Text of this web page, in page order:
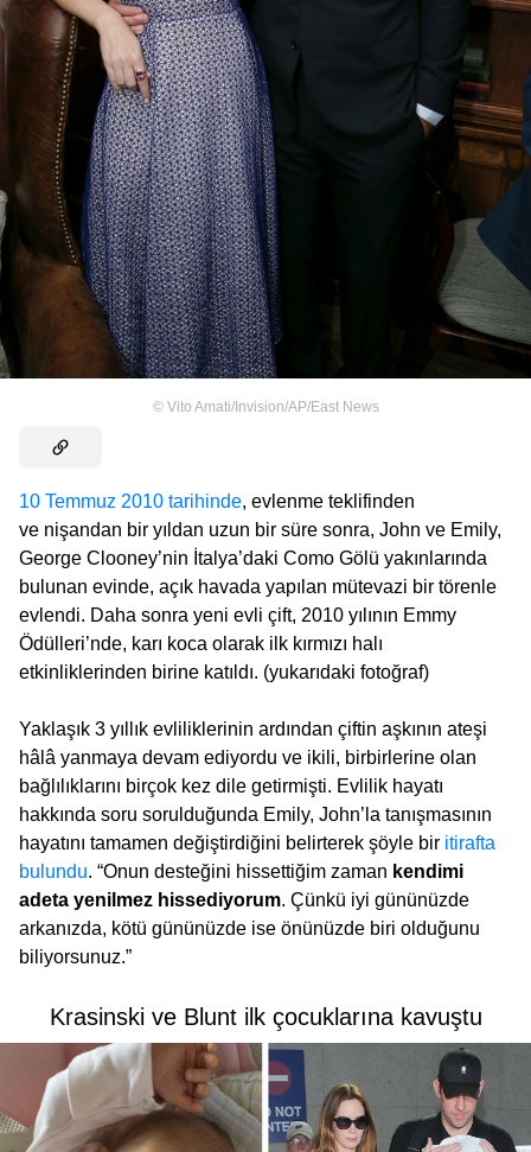
© Vito Amati/Invision/AP/East News
10 Temmuz 2010 tarihinde, evlenme teklifinden
ve nişandan bir yıldan uzun bir süre sonra, John ve Emily,
George Clooney’nin İtalya’daki Como Gölü yakınlarında
bulunan evinde, açık havada yapılan mütevazi bir törenle
evlendi. Daha sonra yeni evli çift, 2010 yılının Emmy
Ödülleri’nde, karı koca olarak ilk kırmızı halı
etkinliklerinden birine katıldı. (yukarıdaki fotoğraf)
Yaklaşık 3 yıllık evliliklerinin ardından çiftin aşkının ateşi
hâlâ yanmaya devam ediyordu ve ikili, birbirlerine olan
bağlılıklarını birçok kez dile getirmişti. Evlilik hayatı
hakkında soru sorulduğunda Emily, John’la tanışmasının
hayatını tamamen değiştirdiğini belirterek şöyle bir itirafta
bulundu. “Onun desteğini hissettiğim zaman kendimi
adeta yenilmez hissediyorum. Çünkü iyi gününüzde
arkanızda, kötü gününüzde ise önünüzde biri olduğunu
biliyorsunuz.”
Krasinski ve Blunt ilk çocuklarına kavuştu